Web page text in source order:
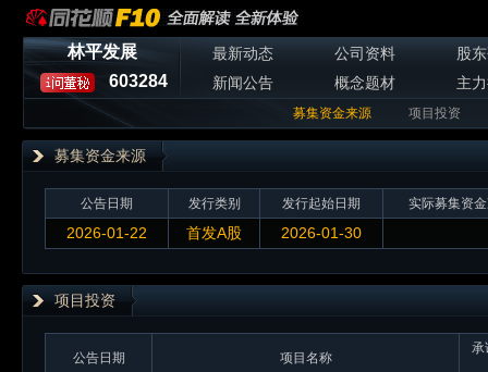
林平发展
603284
最新动态 公司资料
股
新闻公告
概念题材 主
募集资金来源 项目投资
募集资金来源
公告日期 发行类别 发行起始日期 实际募集资
2026-01-22 首发A股 2026-01-30
项目投资
公告日期 项目名称
承